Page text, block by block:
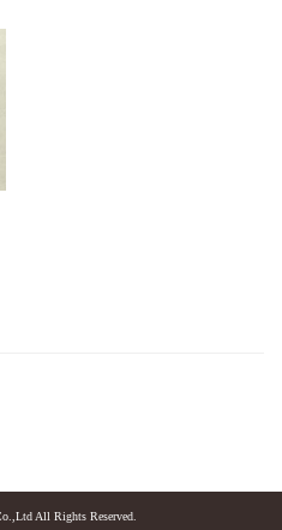
All Rights Reserved.